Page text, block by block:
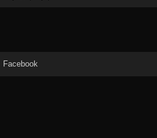
Facebook